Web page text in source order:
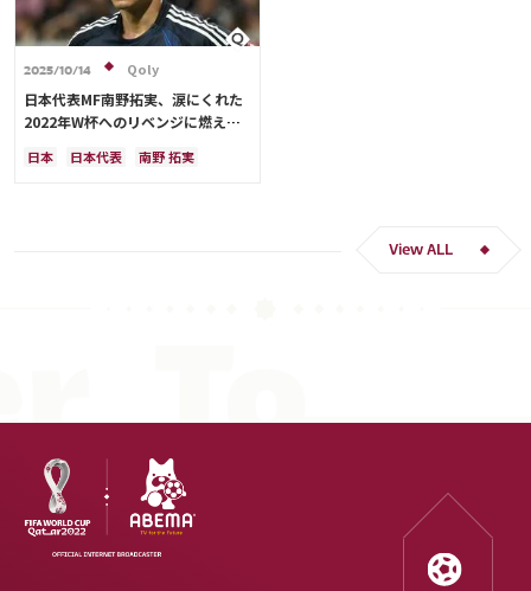
2025/10/14 Qoly
日本代表MF南野拓実、涙にくれた
2022年W杯へのリベンジに燃える
ー人生をかけた戦い」
日本 日本代表
南野 拓実
View ALL